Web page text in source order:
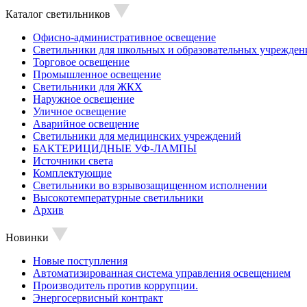
Каталог светильников
Офисно-административное освещение
Светильники для школьных и образовательных
Торговое освещение
Промышленное освещение
Светильники для ЖКХ
Наружное освещение
Уличное освещение
Аварийное освещение
Светильники для медицинских учреждений
БАКТЕРИЦИДНЫЕ УФ-ЛАМПЫ
Источники света
Комплектующие
Светильники во взрывозащищенном исполнении
Высокотемпературные светильники
Архив
Новинки
Новые поступления
Автоматизированная система управления освещением
Производитель против коррупции.
Энергосервисный контракт